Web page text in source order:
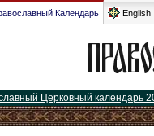
Календарь English
Церковный календарь